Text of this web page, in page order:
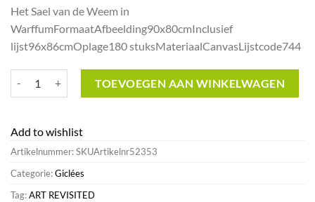
was:
€478.95.
is:
€77.19.
Het Sael van de Weem in
WarffumFormaatAfbeelding90x80cmInclusief
lijst96x86cmOplage180 stuksMateriaalCanvasLijstcode744
TOEVOEGEN AAN WINKELWAGEN
Add to wishlist
Artikelnummer:SKUArtikelnr52353
Categorie:Giclées
Tag:ART REVISITED